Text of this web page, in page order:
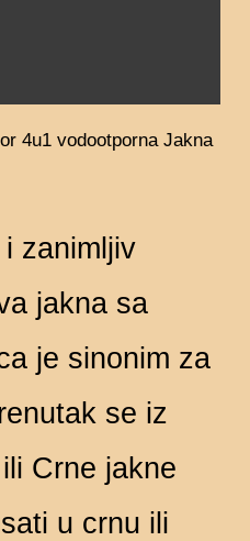
4u1 vodootporna Jakna
zanimljiv
jakna sa
je sinonim za
se iz
Crne jakne
u crnu ili